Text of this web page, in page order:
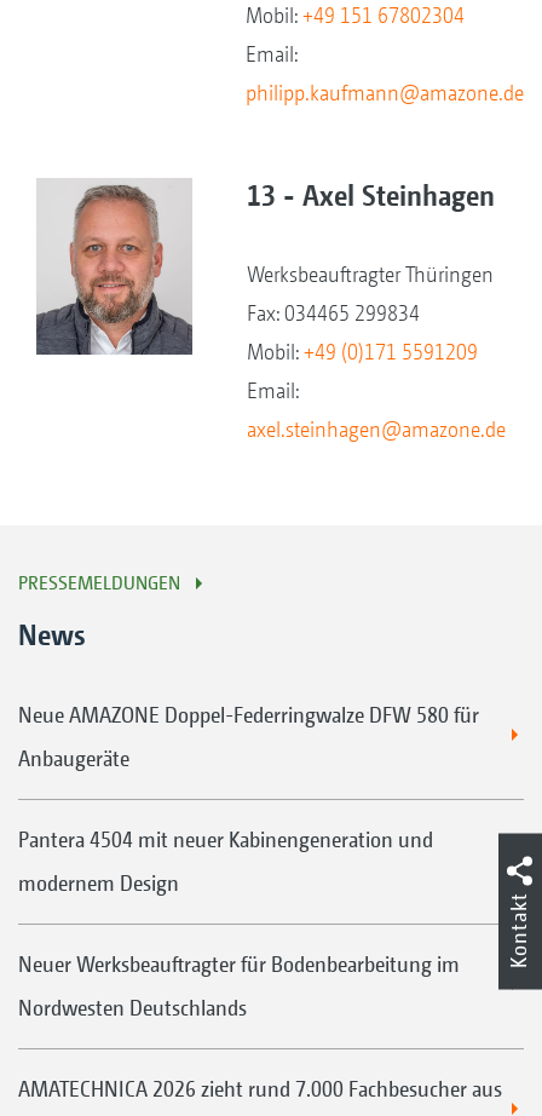
Mobil:+49 151 67802304
Email:
philipp.kaufmann@amazone.de
13 - Axel Steinhagen
Werksbeauftragter Thüringen
Fax: 034465 299834
Mobil:+49 (0)171 5591209
Email:
axel.steinhagen@amazone.de
PRESSEMELDUNGEN
News
Neue AMAZONE Doppel-Federringwalze DFW 580 für
Anbaugeräte
Pantera 4504 mit neuer Kabinengeneration und
modernem Design
Neuer Werksbeauftragter für Bodenbearbeitung im
Nordwesten Deutschlands
AMATECHNICA 2026 zieht rund 7.000 Fachbesucher aus
Kontakt